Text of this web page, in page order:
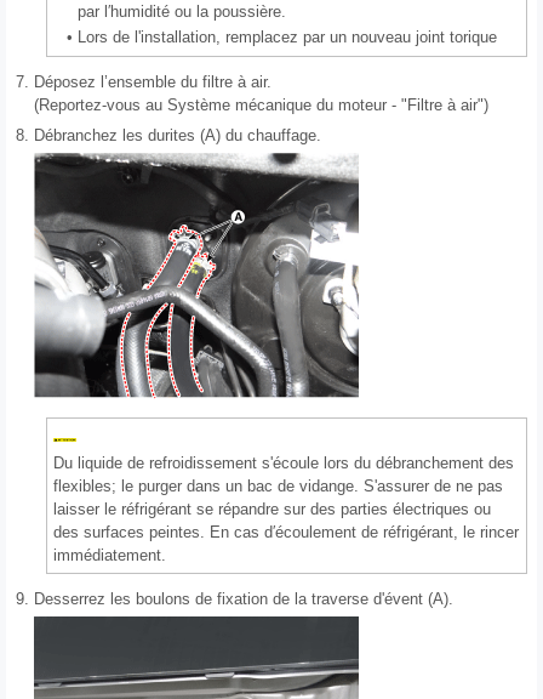
par l′humidité ou la poussière.
• Lors de l'installation, remplacez par un nouveau joint torique
7. Déposez l’ensemble du filtre à air.
(Reportez-vous au Système mécanique du moteur - "Filtre à air")
8. Débranchez les durites (A) du chauffage.
Du liquide de refroidissement s'écoule lors du débranchement des
flexibles; le purger dans un bac de vidange. S'assurer de ne pas
laisser le réfrigérant se répandre sur des parties électriques ou
des surfaces peintes. En cas d′écoulement de réfrigérant, le rincer
immédiatement.
9. Desserrez les boulons de fixation de la traverse d'évent (A).